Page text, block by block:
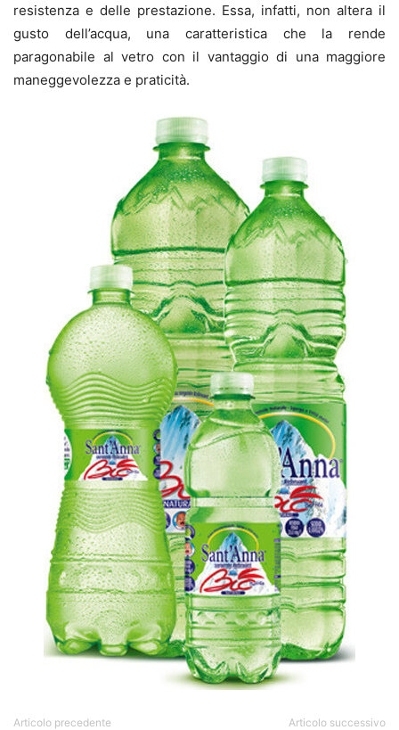
resistenza e delle prestazione. Essa, infatti, non altera il
gusto dell’acqua, una caratteristica che la rende
paragonabile al vetro con il vantaggio di una maggiore
maneggevolezza e praticità.
Articolo precedente Articolo successivo